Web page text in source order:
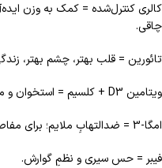
کالری کنترل‌شده = کمک به وزن
چاقی.
تائورین = قلب بهتر، چشم بهتر،
ویتامین D3 + کلسیم = استخوان و مفاصل پشتیبانی‌شده.
امگا-3 = ضدالتهابِ ملایم؛ برای مفاصل و پوست بسیار مفید.
فیبر = حس سیری و نظمِ گوارش.